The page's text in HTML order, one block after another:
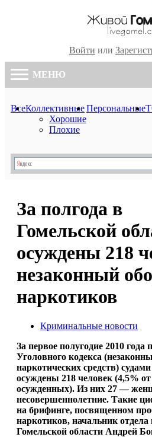
Войти или
МЕНЮ
ВсеКоллективные
Хорошие
Плохие
Персональные
За полгода в
Гомельской
осуждены 218
незаконный
наркотиков
Криминальные новости
За первое полугодие 2010 года
Уголовного кодекса
наркотических средств)
осуждены 218 человек (4,5%
осужденных). Из них 27 —
несовершеннолетние. Такие
на брифинге, посвященном
наркотиков, начальник
Гомельской области Андрей